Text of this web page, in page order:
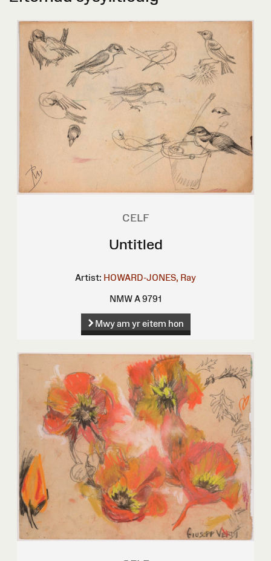
CELF
Untitled
Artist: HOWARD-JONES, Ray
NMW A 9791
Mwy am yr eitem hon